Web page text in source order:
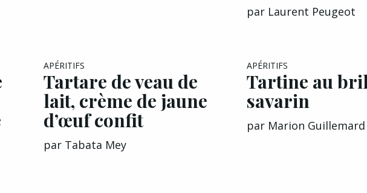
par Laurent Peugeot
APÉRITIFS
Tartare de veau de
lait, crème de jaune
d’œuf confit
par Tabata Mey
APÉRITIFS
Tartine au
savarin
par Marion Guillemard